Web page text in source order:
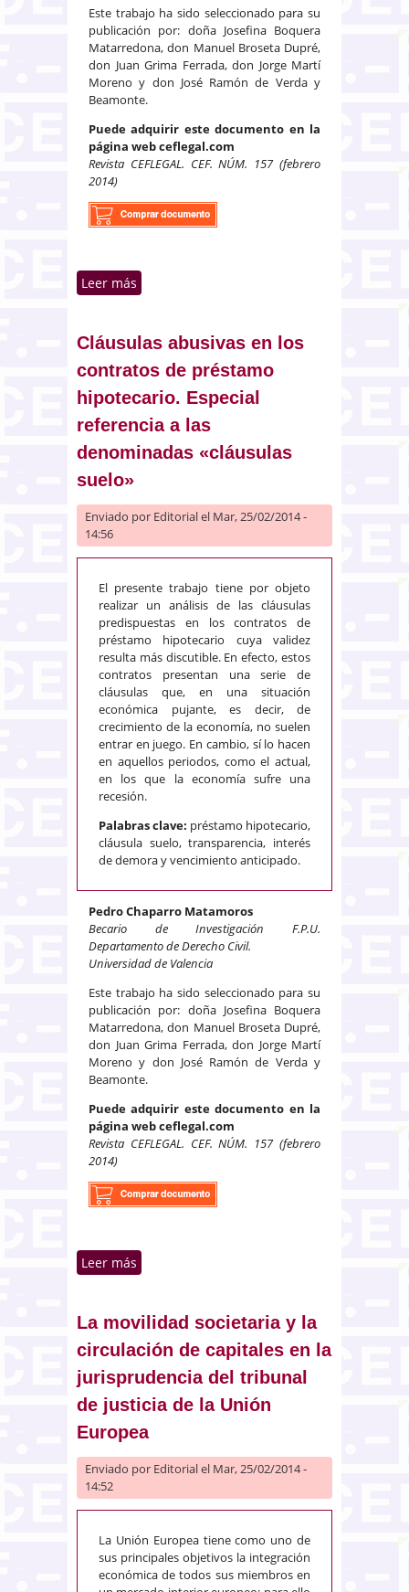
Este trabajo ha sido seleccionado para su
publicación por: doña Josefina Boquera
Matarredona, don Manuel Broseta Dupré,
don Juan Grima Ferrada, don Jorge Martí
Moreno y don José Ramón de Verda y
Beamonte.
Puede adquirir este documento en la
página web ceflegal.com
Revista CEFLEGAL. CEF. NÚM. 157 (febrero
2014)
Leer más
Cláusulas abusivas en los
contratos de préstamo
hipotecario. Especial
referencia a las
denominadas «cláusulas
suelo»
Enviado por Editorialel Mar, 25/02/2014 -
14:56
El presente trabajo tiene por objeto
realizar un análisis de las cláusulas
predispuestas en los contratos de
préstamo hipotecario cuya validez
resulta más discutible. En efecto, estos
contratos presentan una serie de
cláusulas que, en una situación
económica pujante, es decir, de
crecimiento de la economía, no suelen
entrar en juego. En cambio, sí lo hacen
en aquellos periodos, como el actual,
en los que la economía sufre una
recesión.
Palabras clave: préstamo hipotecario,
cláusula suelo, transparencia, interés
de demora y vencimiento anticipado.
Pedro Chaparro Matamoros
Becario de Investigación F.P.U.
Departamento de Derecho Civil.
Universidad de Valencia
Este trabajo ha sido seleccionado para su
publicación por: doña Josefina Boquera
Matarredona, don Manuel Broseta Dupré,
don Juan Grima Ferrada, don Jorge Martí
Moreno y don José Ramón de Verda y
Beamonte.
Puede adquirir este documento en la
página web ceflegal.com
Revista CEFLEGAL. CEF. NÚM. 157 (febrero
2014)
Leer más
las denominadas «cláusulas
suelo»
La movilidad societaria y la
circulación de capitales en la
jurisprudencia del tribunal
de justicia de la Unión
Europea
Enviado por Editorialel Mar, 25/02/2014 -
14:52
La Unión Europea tiene como uno de
sus principales objetivos la integración
económica de todos sus miembros en